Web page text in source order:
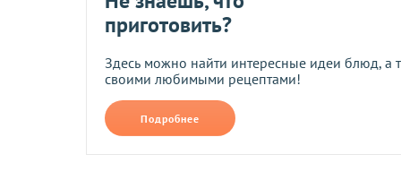
Торт «Черный лес»
• При помощи системы мгновенных платежей LiqPay.
Возврат и обмен
приготовить?
Здесь можно найти интересные идеи блюд, а
своими любимыми рецептами!
Подробнее